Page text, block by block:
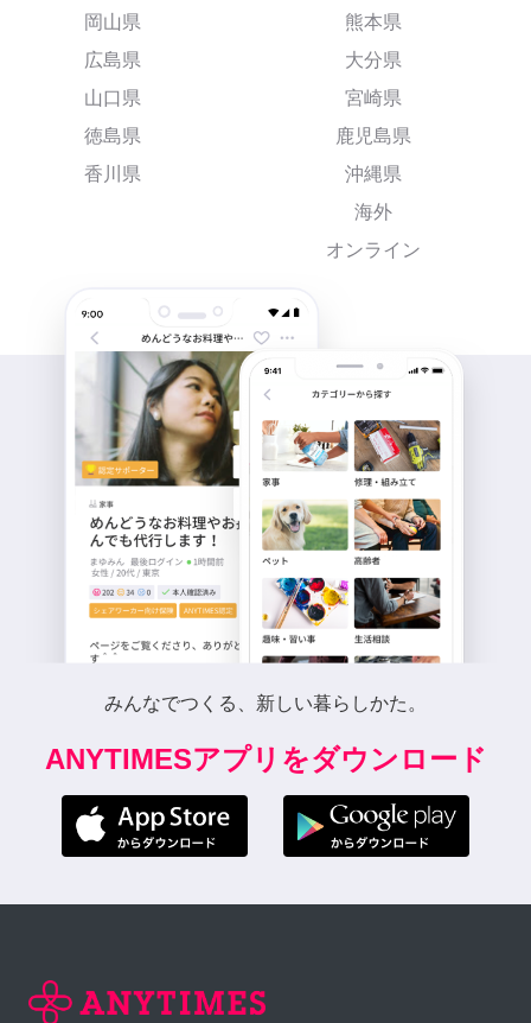
岡山県
広島県
山口県
徳島県
香川県
熊本県
大分県
宮崎県
鹿児島県
沖縄県
海外
オンライン
みんなでつくる、新しい暮らしかた。
ANYTIMESアプリをダウンロード